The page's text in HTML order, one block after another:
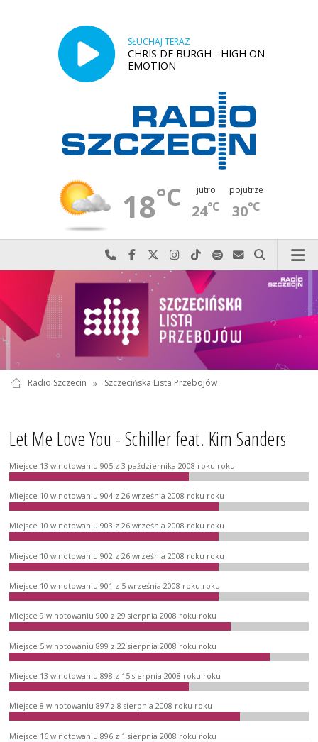
SŁUCHAJ TERAZ
CHRIS DE BURGH - HIGH ON
EMOTION
18°C jutro
24°C
pojutrze
30°C
Najlepiej po prostu do nas zadzwoń
Odwiedź nas na Facebook-u
Odwiedź nas na X
Odwiedź nas na Instagram-ie
Odwiedź nas na TikTok-u
Szukaj nas na Spotify
Wyślij do nas
Szukaj
Radio Szczecin » Szczecińska Lista Przebojów
Let Me Love You - Schiller feat. Kim Sanders
Miejsce 13 w notowaniu 905 z 3 października 2008 roku roku
Miejsce 10 w notowaniu 904 z 26 września 2008 roku roku
Miejsce 10 w notowaniu 903 z 26 września 2008 roku roku
Miejsce 10 w notowaniu 902 z 26 września 2008 roku roku
Miejsce 10 w notowaniu 901 z 5 września 2008 roku roku
Miejsce 9 w notowaniu 900 z 29 sierpnia 2008 roku roku
Miejsce 5 w notowaniu 899 z 22 sierpnia 2008 roku roku
Miejsce 13 w notowaniu 898 z 15 sierpnia 2008 roku roku
Miejsce 8 w notowaniu 897 z 8 sierpnia 2008 roku roku
Miejsce 16 w notowaniu 896 z 1 sierpnia 2008 roku roku